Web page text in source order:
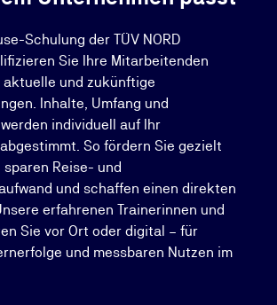
Schulung der TÜV NORD
Sie Ihre Mitarbeitenden
aktuelle und zukünftige
Inhalte, Umfang und
individuell auf Ihr
So fördern Sie gezielt
Reise- und
und schaffen einen direkten
erfahrenen Trainerinnen und
Sie vor Ort oder digital – für
und messbaren Nutzen im